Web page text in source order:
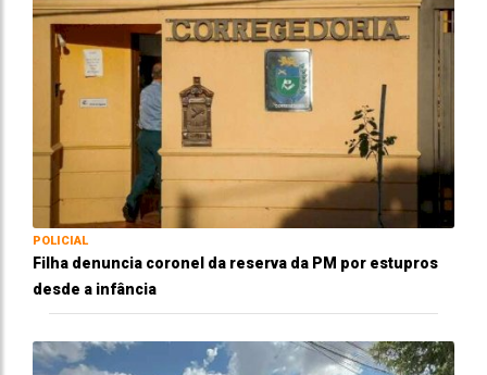
POLICIAL
Filha denuncia coronel da reserva da PM por estupros
desde a infância